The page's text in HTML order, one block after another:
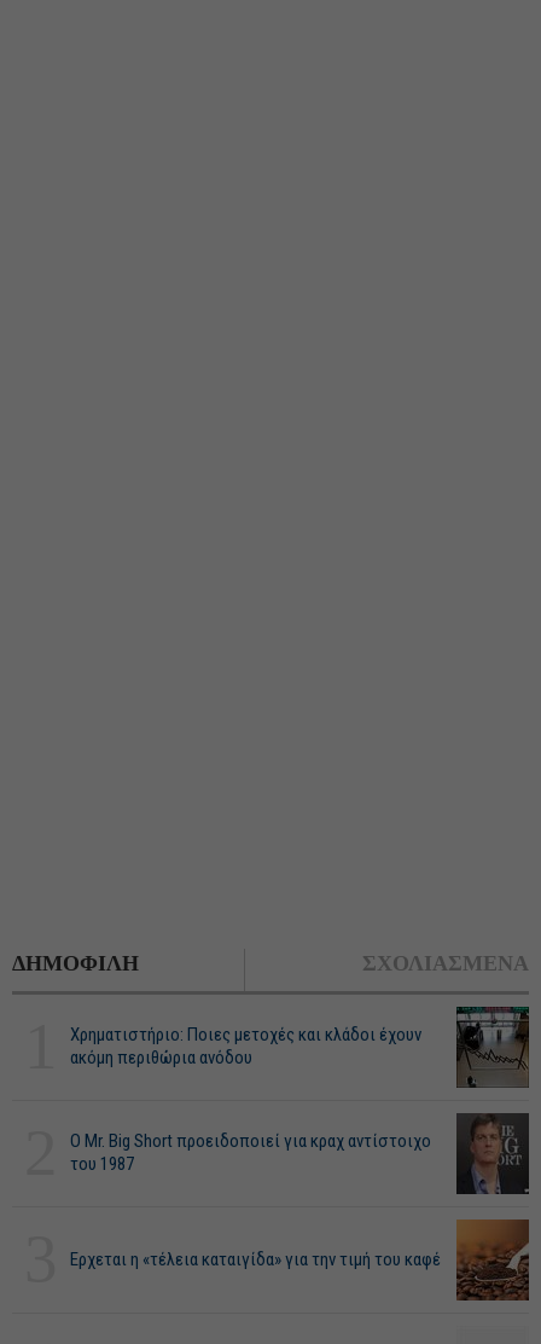
ΔΗΜΟΦΙΛΗ ΣΧΟΛΙΑΣΜΕΝΑ
Χρηματιστήριο: Ποιες μετοχές και κλάδοι έχουν
ακόμη περιθώρια ανόδου
O Mr. Big Short προειδοποιεί για κραχ αντίστοιχο
του 1987
Ερχεται η «τέλεια καταιγίδα» για την τιμή του καφέ